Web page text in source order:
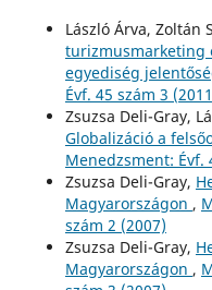
László Árva, Zoltán
turizmusmarketing
egyediség
Évf. 45 szám 3
Zsuzsa Deli-Gray,
Globalizáció a
Menedzsment: Évf.
Zsuzsa Deli-Gray,
Magyarországon ,
szám 2 (2007)
Zsuzsa Deli-Gray,
Magyarországon ,